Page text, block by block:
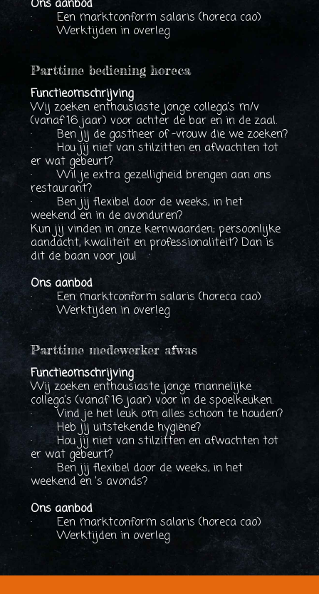
Ons aanbod
· Een marktconform salaris (horeca cao)
· Werktijden in overleg
Parttime bediening horeca
Functieomschrijving
Wij zoeken enthousiaste jonge collega’s m/v
(vanaf 16 jaar) voor achter de bar en in de zaal.
· Ben jij de gastheer of -vrouw die we zoeken?
· Hou jij niet van stilzitten en afwachten tot
er wat gebeurt?
· Wil je extra gezelligheid brengen aan ons
restaurant?
· Ben jij flexibel door de weeks, in het
weekend en in de avonduren?
Kun jij vinden in onze kernwaarden; persoonlijke
aandacht, kwaliteit en professionaliteit? Dan is
dit de baan voor jou!
Ons aanbod
· Een marktconform salaris (horeca cao)
· Werktijden in overleg
Parttime medewerker afwas
Functieomschrijving
Wij zoeken enthousiaste jonge mannelijke
collega’s (vanaf 16 jaar) voor in de spoelkeuken.
· Vind je het leuk om alles schoon te houden?
· Heb jij uitstekende hygiëne?
· Hou jij niet van stilzitten en afwachten tot
er wat gebeurt?
· Ben jij flexibel door de weeks, in het
weekend en ’s avonds?
Ons aanbod
· Een marktconform salaris (horeca cao)
· Werktijden in overleg